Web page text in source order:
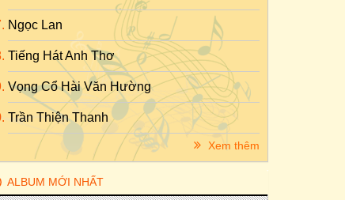
Ngọc Lan
Tiếng Hát Anh Thơ
Vọng Cổ Hài Văn Hường
Trần Thiện Thanh
Xem thêm
ALBUM MỚI NHẤT